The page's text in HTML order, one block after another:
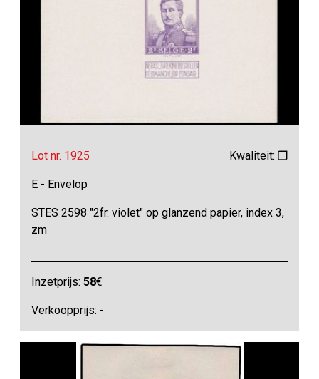
Lot nr. 1925 Kwaliteit: ❒
E - Envelop
STES 2598 "2fr. violet" op glanzend papier, index 3,
zm
Inzetprijs:58€
Verkoopprijs: -